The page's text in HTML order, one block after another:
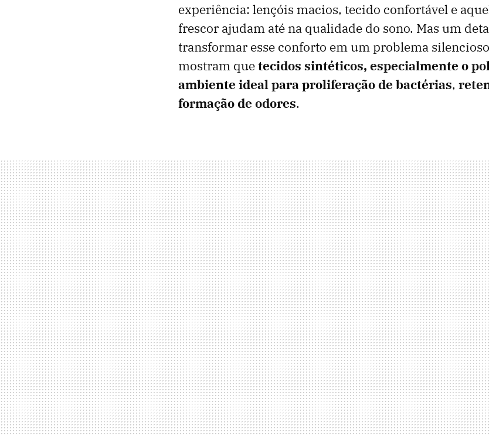
experiência: lençóis macios, tecido confortável e
frescor ajudam até na qualidade do sono. Mas um
transformar esse conforto em um problema
mostram quetecidos sintéticos, especialmente o
ambiente ideal para proliferação de bactérias,
formação de odores.